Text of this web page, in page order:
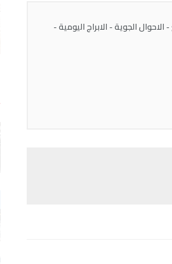
الجوية - الابراج اليومية -